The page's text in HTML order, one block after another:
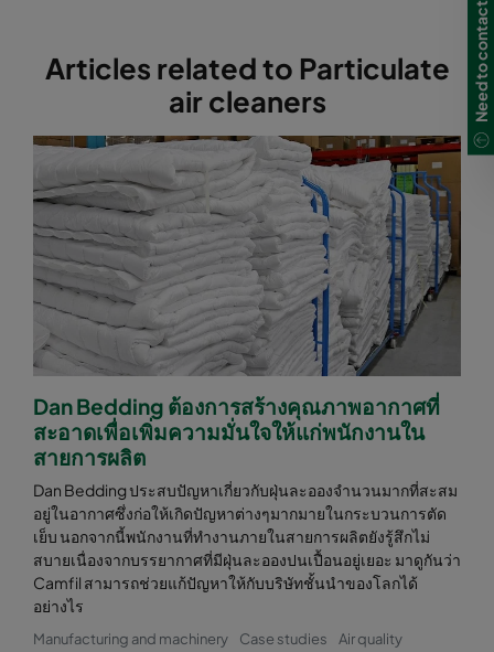
Articles related to Particulate
air cleaners
Dan Bedding ต้องการสร้างคุณภาพอากาศที่
สะอาดเพื่อเพิ่มความมั่นใจให้แก่พนักงานใน
สายการผลิต
Dan Bedding ประสบปัญหาเกี่ยวกับฝุ่นละอองจำนวนมากที่สะสม
อยู่ในอากาศซึ่งก่อให้เกิดปัญหาต่างๆมากมายในกระบวนการตัด
เย็บ นอกจากนี้พนักงานที่ทำงานภายในสายการผลิตยังรู้สึกไม่
สบายเนื่องจากบรรยากาศที่มีฝุ่นละอองปนเปื้อนอยู่เยอะ มาดูกันว่า
Camfil สามารถช่วยแก้ปัญหาให้กับบริษัทชั้นนำของโลกได้
อย่างไร
Manufacturing and machinery Case studies Air quality
Need to contact us?